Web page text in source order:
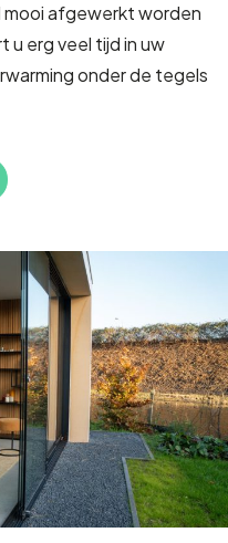
afgewerkt worden
erg veel tijd in uw
onder de tegels